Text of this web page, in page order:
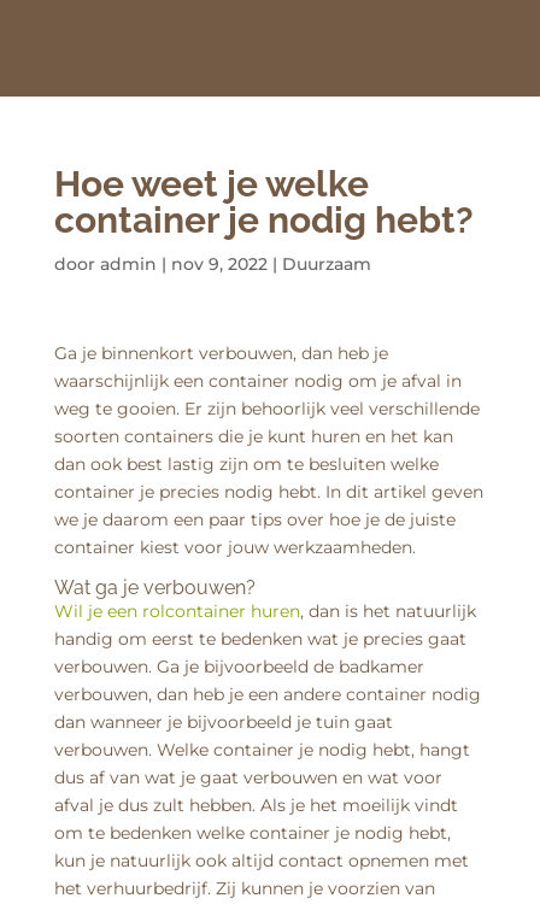
Hoe weet je welke
container je nodig hebt?
door admin | nov 9, 2022 | Duurzaam
Ga je binnenkort verbouwen, dan heb je
waarschijnlijk een container nodig om je afval in
weg te gooien. Er zijn behoorlijk veel verschillende
soorten containers die je kunt huren en het kan
dan ook best lastig zijn om te besluiten welke
container je precies nodig hebt. In dit artikel geven
we je daarom een paar tips over hoe je de juiste
container kiest voor jouw werkzaamheden.
Wat ga je verbouwen?
Wil je een rolcontainer huren, dan is het natuurlijk
handig om eerst te bedenken wat je precies gaat
verbouwen. Ga je bijvoorbeeld de badkamer
verbouwen, dan heb je een andere container nodig
dan wanneer je bijvoorbeeld je tuin gaat
verbouwen. Welke container je nodig hebt, hangt
dus af van wat je gaat verbouwen en wat voor
afval je dus zult hebben. Als je het moeilijk vindt
om te bedenken welke container je nodig hebt,
kun je natuurlijk ook altijd contact opnemen met
het verhuurbedrijf. Zij kunnen je voorzien van